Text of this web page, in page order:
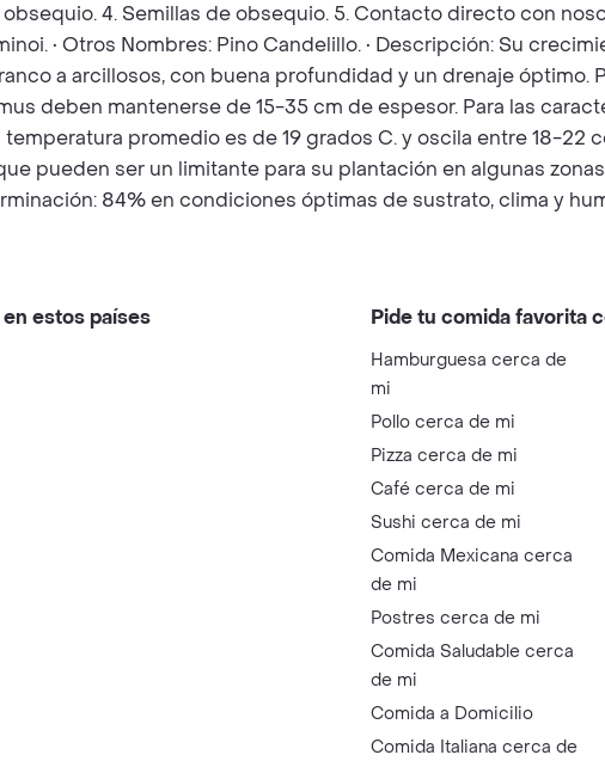
4. Semillas de obsequio. 5. Contacto directo con
• Otros Nombres: Pino Candelillo. • Descripción: Su
a arcillosos, con buena profundidad y un drenaje óptimo.
deben mantenerse de 15-35 cm de espesor. Para las
promedio es de 19 grados C. y oscila entre 18-22
pueden ser un limitante para su plantación en algunas
84% en condiciones óptimas de sustrato, clima y
estos países Pide tu comida favorita
Hamburguesa cerca de
mi
Pollo cerca de mi
Pizza cerca de mi
Café cerca de mi
Sushi cerca de mi
Comida Mexicana cerca
de mi
Postres cerca de mi
Comida Saludable cerca
de mi
Comida a Domicilio
Comida Italiana cerca de